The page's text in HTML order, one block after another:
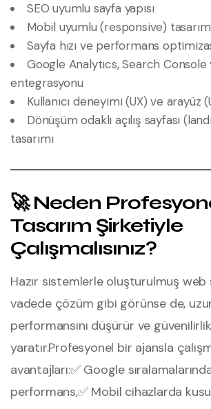
SEO uyumlu sayfa yapısı
Mobil uyumlu (responsive) tasarım
Sayfa hızı ve performans
Google Analytics, Search Console
entegrasyonu
Kullanıcı deneyimi (UX) ve arayüz
Dönüşüm odaklı açılış sayfası
tasarımı
🚀 Neden
Tasarım Şirketiyle
Çalışmalısınız?
Hazır sistemlerle oluşturulmuş web
vadede çözüm gibi görünse de,
performansını düşürür ve
yaratır.Profesyonel bir ajansla
avantajları:✅ Google
performans,✅ Mobil cihazlarda